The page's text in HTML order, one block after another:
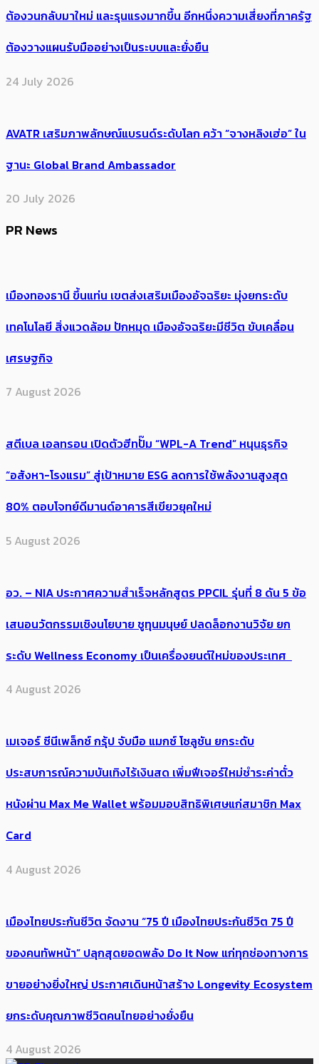
ต้อง​วนกลับมาใหม่ และรุนแรงมากขึ้น อีกหนึ่งความเสี่ยงที่ภาครัฐ
ต้องวางแผนรับมืออย่างเป็นระบบและยั่งยืน
24 July 2026
AVATR เสริมภาพลักษณ์แบรนด์ระดับโลก คว้า “จางหลิงเฮ่อ” ใน
ฐานะ Global Brand Ambassador
20 July 2026
PR News
เมืองทองธานี ขึ้นแท่น เขตส่งเสริมเมืองอัจฉริยะ มุ่งยกระดับ
เทคโนโลยี สิ่งแวดล้อม ปักหมุด เมืองอัจฉริยะมีชีวิต ขับเคลื่อน
เศรษฐกิจ
7 August 2026
สตีเบล เอลทรอน เปิดตัวฮีทปั๊ม “WPL-A Trend” หนุนธุรกิจ
“อสังหา-โรงแรม” สู่เป้าหมาย ESG ลดการใช้พลังงานสูงสุด
80% ตอบโจทย์ดีมานด์อาคารสีเขียวยุคใหม่
5 August 2026
อว. – NIA ประกาศความสำเร็จหลักสูตร PPCIL รุ่นที่ 8 ดัน 5 ข้อ
เสนอนวัตกรรมเชิงนโยบาย ชูทุนมนุษย์ ปลดล็อกงานวิจัย ยก
ระดับ Wellness Economy เป็นเครื่องยนต์ใหม่ของประเทศ
4 August 2026
เมเจอร์ ซีนีเพล็กซ์ กรุ้ป จับมือ แมกซ์ โซลูชัน ยกระดับ
ประสบการณ์ความบันเทิงไร้เงินสด เพิ่มฟีเจอร์ใหม่ชำระค่าตั๋ว
หนังผ่าน Max Me Wallet พร้อมมอบสิทธิพิเศษแก่สมาชิก Max
Card
4 August 2026
เมืองไทยประกันชีวิต จัดงาน “75 ปี เมืองไทยประกันชีวิต 75 ปี
ของคนทัพหน้า” ปลุกสุดยอดพลัง Do It Now แก่ทุกช่องทางการ
ขายอย่างยิ่งใหญ่ ประกาศเดินหน้าสร้าง Longevity Ecosystem
ยกระดับคุณภาพชีวิตคนไทยอย่างยั่งยืน
4 August 2026